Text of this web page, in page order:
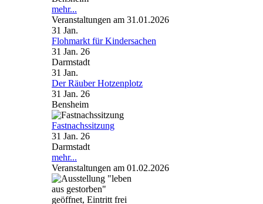
mehr...
Veranstaltungen am 31.01.2026
31 Jan.
Flohmarkt für Kindersachen
31 Jan. 26
Darmstadt
31 Jan.
Der Räuber Hotzenplotz
31 Jan. 26
Bensheim
Fastnachssitzung
31 Jan. 26
Darmstadt
mehr...
Veranstaltungen am 01.02.2026